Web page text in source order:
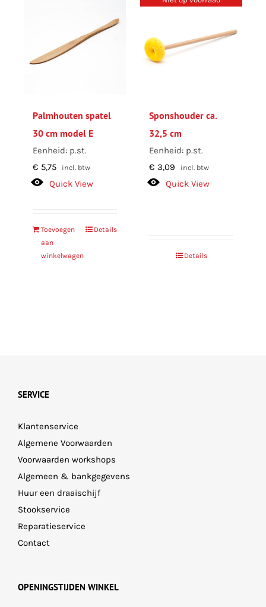
Palmhouten spatel
30 cm model E
Eenheid: p.st.
€ 5,75 incl. btw
Quick View
Toevoegen
aan
winkelwagen
Details
Sponshouder ca.
32,5 cm
Eenheid: p.st.
€ 3,09 incl. btw
Quick View
Details
SERVICE
Klantenservice
Algemene Voorwaarden
Voorwaarden workshops
Algemeen & bankgegevens
Huur een draaischijf
Stookservice
Reparatieservice
Contact
OPENINGSTIJDEN WINKEL